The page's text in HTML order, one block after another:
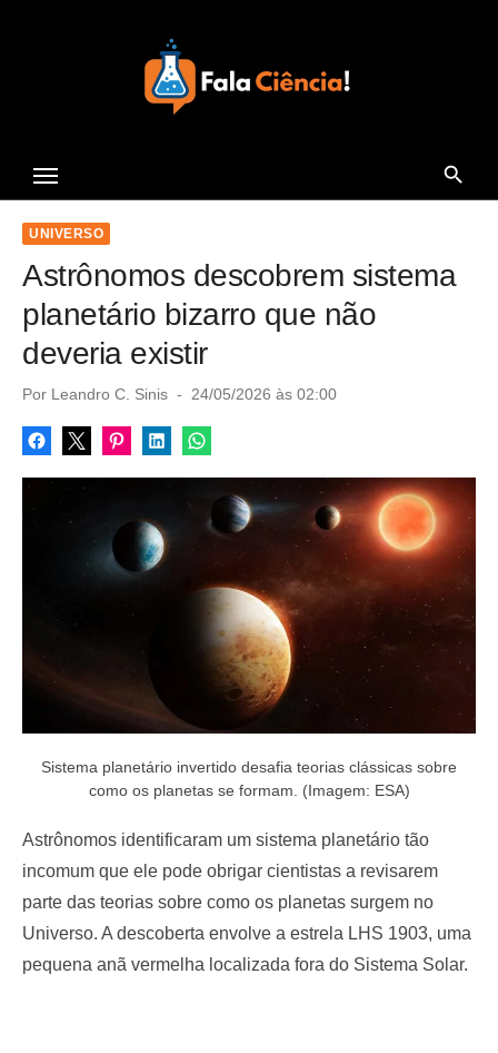
c
UNIVERSO
Astrônomos descobrem sistema
planetário bizarro que não
deveria existir
Por Leandro C. Sinis
P
s
t
24/05/2026 às 02:00
Sistema planetário invertido desafia teorias clássicas sobre
como os planetas se formam. (Imagem: ESA)
Astrônomos identificaram um sistema planetário tão
incomum que ele pode obrigar cientistas a revisarem
parte das teorias sobre como os planetas surgem no
Universo. A descoberta envolve a estrela LHS 1903, uma
pequena anã vermelha localizada fora do Sistema Solar.